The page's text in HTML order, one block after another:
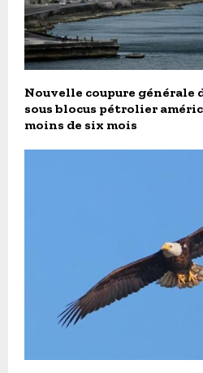
Nouvelle coupure générale
sous blocus pétrolier
moins de six mois